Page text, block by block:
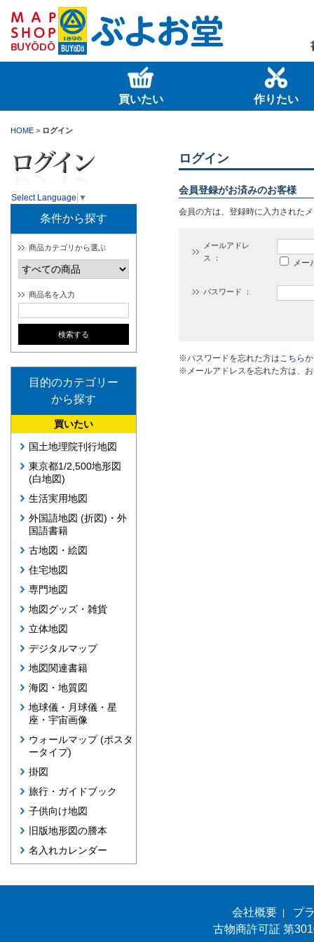
買いたい 作りたい
HOME > ログイン
Select Language ▼
条件から探す
商品カテゴリから選ぶ
商品名を入力
目的のカテゴリー
から探す
買いたい
国土地理院刊行地図
東京都1/2,500地形図
(白地図)
生活実用地図
外国語地図 (折図)・外
国語書籍
古地図・絵図
住宅地図
専門地図
地図グッズ・雑貨
立体地図
デジタルマップ
地図関連書籍
海図・地質図
地球儀・月球儀・星
座・宇宙画像
ウォールマップ (ポスタ
ータイプ)
掛図
旅行・ガイドブック
子供向け地図
旧版地形図の謄本
名入れカレンダー
ログイン
会員登録がお済みのお客様
会員の方は、登録時に入力された
メールアドレ
ス ：
メー
パスワード ：
※パスワードを忘れた方はこちら
※メールアドレスを忘れた方は、
会社概要
プ
古物商許可証 第